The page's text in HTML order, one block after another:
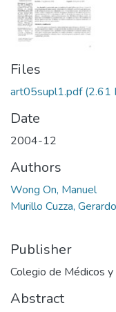
Files
art05supl1.pdf(2.61
Date
2004-12
Authors
Wong On, Manuel
Murillo Cuzza, Gerardo
Publisher
Colegio de Médicos y
Abstract